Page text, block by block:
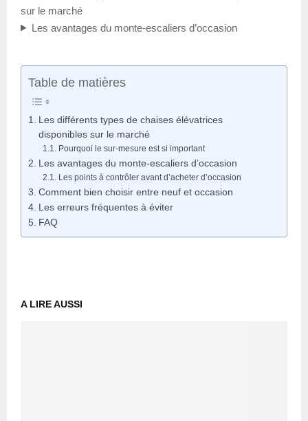
sur le marché
Les avantages du monte-escaliers d’occasion
Table de matières
Les différents types de chaises élévatrices
disponibles sur le marché
Pourquoi le sur-mesure est si important
Les avantages du monte-escaliers d’occasion
Les points à contrôler avant d’acheter d’occasion
Comment bien choisir entre neuf et occasion
Les erreurs fréquentes à éviter
FAQ
A LIRE AUSSI